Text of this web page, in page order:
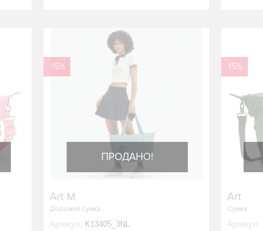
ПРОДАНО!
-15%
Art M
Дорожня сумка
Артикул: K13405_3NL
-15%
Art
Сумка
Артикул: